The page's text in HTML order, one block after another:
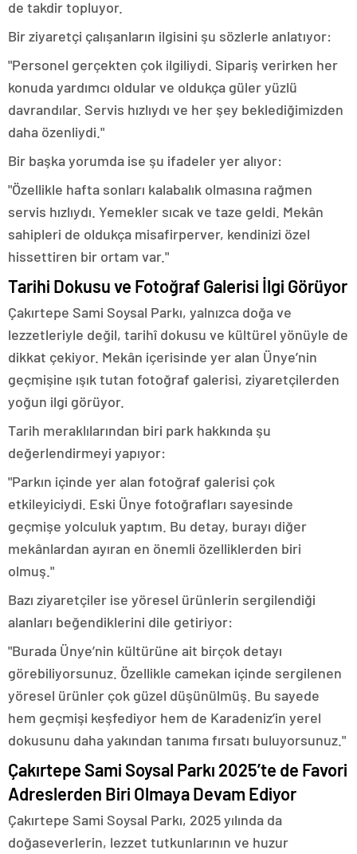
de takdir topluyor.
Bir ziyaretçi çalışanların ilgisini şu sözlerle anlatıyor:
"Personel gerçekten çok ilgiliydi. Sipariş verirken her
konuda yardımcı oldular ve oldukça güler yüzlü
davrandılar. Servis hızlıydı ve her şey beklediğimizden
daha özenliydi."
Bir başka yorumda ise şu ifadeler yer alıyor:
"Özellikle hafta sonları kalabalık olmasına rağmen
servis hızlıydı. Yemekler sıcak ve taze geldi. Mekân
sahipleri de oldukça misafirperver, kendinizi özel
hissettiren bir ortam var."
Tarihi Dokusu ve Fotoğraf Galerisi İlgi Görüyor
Çakırtepe Sami Soysal Parkı, yalnızca doğa ve
lezzetleriyle değil, tarihî dokusu ve kültürel yönüyle de
dikkat çekiyor. Mekân içerisinde yer alan Ünye’nin
geçmişine ışık tutan fotoğraf galerisi, ziyaretçilerden
yoğun ilgi görüyor.
Tarih meraklılarından biri park hakkında şu
değerlendirmeyi yapıyor:
"Parkın içinde yer alan fotoğraf galerisi çok
etkileyiciydi. Eski Ünye fotoğrafları sayesinde
geçmişe yolculuk yaptım. Bu detay, burayı diğer
mekânlardan ayıran en önemli özelliklerden biri
olmuş."
Bazı ziyaretçiler ise yöresel ürünlerin sergilendiği
alanları beğendiklerini dile getiriyor:
"Burada Ünye’nin kültürüne ait birçok detayı
görebiliyorsunuz. Özellikle camekan içinde sergilenen
yöresel ürünler çok güzel düşünülmüş. Bu sayede
hem geçmişi keşfediyor hem de Karadeniz’in yerel
dokusunu daha yakından tanıma fırsatı buluyorsunuz."
Çakırtepe Sami Soysal Parkı 2025’te de Favori
Adreslerden Biri Olmaya Devam Ediyor
Çakırtepe Sami Soysal Parkı, 2025 yılında da
doğaseverlerin, lezzet tutkunlarının ve huzur